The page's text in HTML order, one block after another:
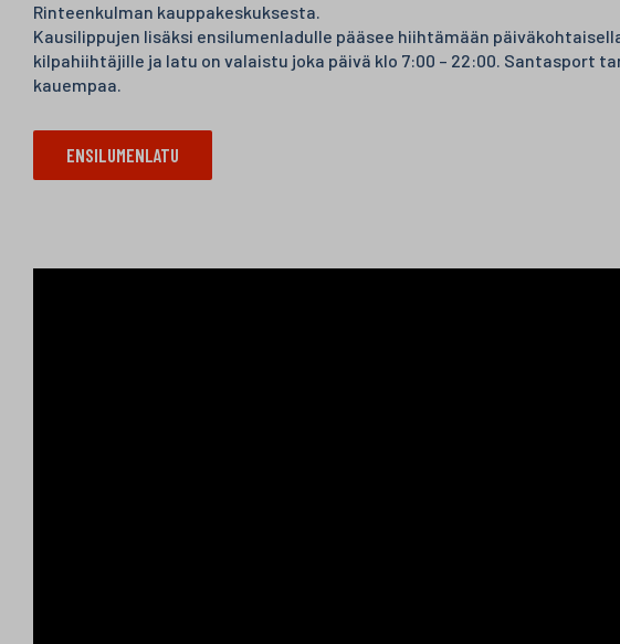
Rinteenkulman kauppakeskuksesta.
Kausilippujen lisäksi ensilumenladulle pääsee hiihtämään
kilpahiihtäjille ja latu on valaistu joka päivä klo 7:00 – 22:00. Santasport
kauempaa.
ENSILUMENLATU